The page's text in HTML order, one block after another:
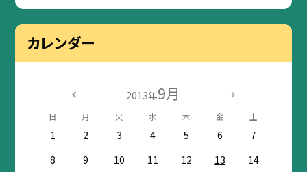
カレンダー
2013年9月
日 月 火 水 木 金 土
1 2 3 4 5 6
7
8
9 10 11 12 13
14